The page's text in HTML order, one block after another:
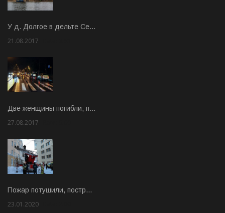
У д. Долгое в дельте Се…
21.08.2017
Две женщины погибли, п…
27.08.2017
Пожар потушили, постр…
23.01.2020